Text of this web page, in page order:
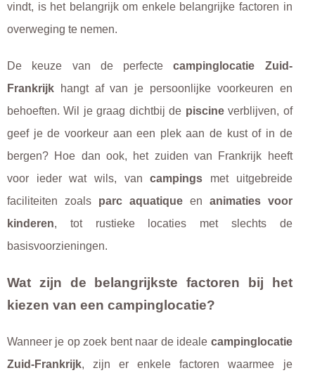
vindt, is het belangrijk om enkele belangrijke factoren in
overweging te nemen.
De keuze van de perfectecampinglocatie Zuid-
Frankrijk hangt af van je persoonlijke voorkeuren en
behoeften. Wil je graag dichtbij de piscineverblijven, of
geef je de voorkeur aan een plek aan de kust of in de
bergen? Hoe dan ook, het zuiden van Frankrijk heeft
voor ieder wat wils, vancampings met uitgebreide
faciliteiten zoals parc aquatiqueen animaties voor
kinderen, tot rustieke locaties met slechts de
basisvoorzieningen.
Wat zijn de belangrijkste factoren bij het
kiezen van een campinglocatie?
Wanneer je op zoek bent naar de ideale campinglocatie
Zuid-Frankrijk, zijn er enkele factoren waarmee je